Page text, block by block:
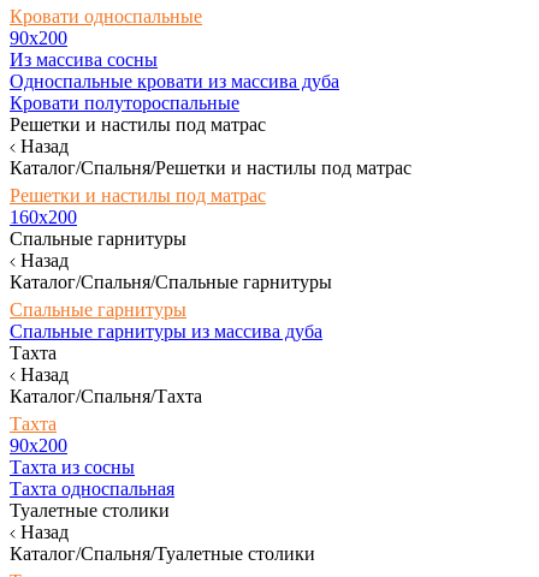
Кровати односпальные
90х200
Из массива сосны
Односпальные кровати из массива дуба
Кровати полутороспальные
Решетки и настилы под матрас
Назад
Каталог/Спальня/Решетки и настилы под матрас
Решетки и настилы под матрас
160х200
Спальные гарнитуры
Назад
Каталог/Спальня/Спальные гарнитуры
Спальные гарнитуры
Спальные гарнитуры из массива дуба
Тахта
Назад
Каталог/Спальня/Тахта
Тахта
90х200
Тахта из сосны
Тахта односпальная
Туалетные столики
Назад
Каталог/Спальня/Туалетные столики